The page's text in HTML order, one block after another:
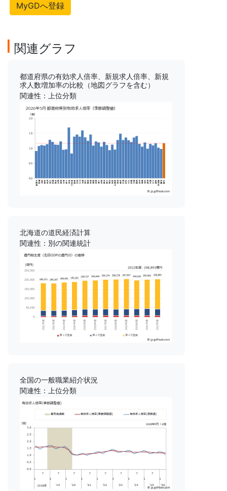
MyGDへ登録
関連グラフ
都道府県の有効求人倍率、新規求人倍率、新規
求人数増加率の比較（地図グラフを含む）
関連性：上位分類
北海道の道民経済計算
関連性：別の関連統計
全国の一般職業紹介状況
関連性：上位分類